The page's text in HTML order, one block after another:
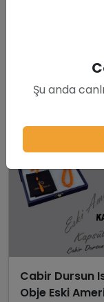
Cabir Dursun
Obje Eski
Şu anda